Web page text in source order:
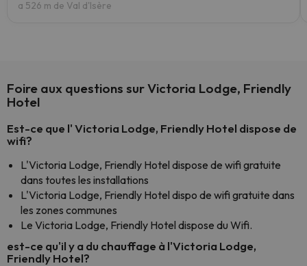
a 526 m de Val d'Isère
Foire aux questions sur Victoria Lodge, Friendly
Hotel
Est-ce que l' Victoria Lodge, Friendly Hotel dispose de
wifi?
L'Victoria Lodge, Friendly Hotel dispose de wifi gratuite
dans toutes les installations
L'Victoria Lodge, Friendly Hotel dispo de wifi gratuite dans
les zones communes
Le Victoria Lodge, Friendly Hotel dispose du Wifi.
est-ce qu'il y a du chauffage à l'Victoria Lodge,
Friendly Hotel?